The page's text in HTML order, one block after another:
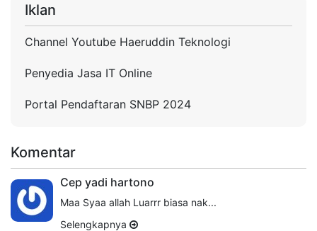
Iklan
Channel Youtube Haeruddin Teknologi
Penyedia Jasa IT Online
Portal Pendaftaran SNBP 2024
Komentar
Cep yadi hartono
Maa Syaa allah Luarrr biasa nak...
Selengkapnya